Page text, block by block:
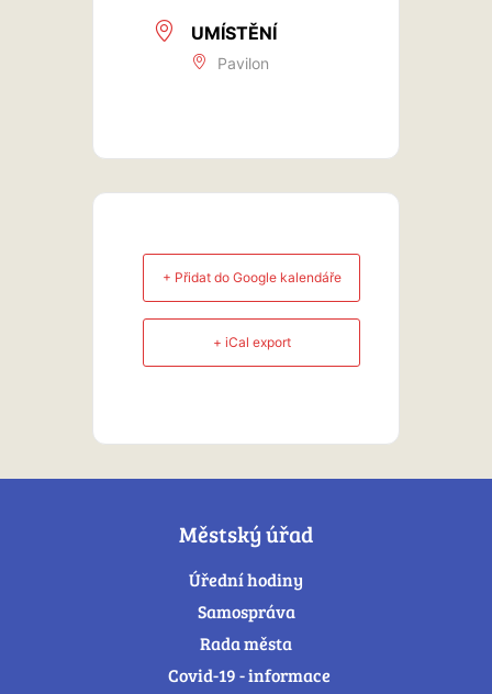
UMÍSTĚNÍ
Pavilon
+ Přidat do Google kalendáře
+ iCal export
Městský úřad
Úřední hodiny
Samospráva
Rada města
Covid-19 - informace